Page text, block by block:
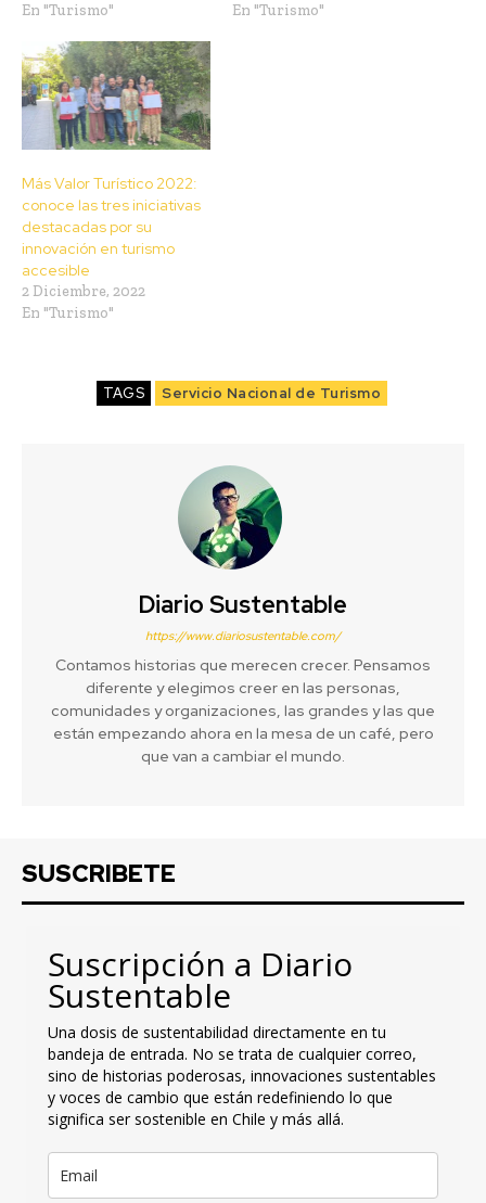
En "Turismo"
En "Turismo"
Más Valor Turístico 2022:
conoce las tres iniciativas
destacadas por su
innovación en turismo
accesible
2 Diciembre, 2022
En "Turismo"
TAGS Servicio Nacional de Turismo
Diario Sustentable
https://www.diariosustentable.com/
Contamos historias que merecen crecer. Pensamos
diferente y elegimos creer en las personas,
comunidades y organizaciones, las grandes y las que
están empezando ahora en la mesa de un café, pero
que van a cambiar el mundo.
SUSCRIBETE
Suscripción a Diario
Sustentable
Una dosis de sustentabilidad directamente en tu
bandeja de entrada. No se trata de cualquier correo,
sino de historias poderosas, innovaciones sustentables
y voces de cambio que están redefiniendo lo que
significa ser sostenible en Chile y más allá.